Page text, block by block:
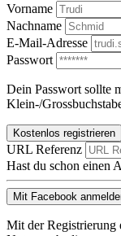
Vorname
Nachname
E-Mail-Adresse
Passwort
Dein Passwort sollte
Klein-/
Kostenlos registrieren
URL Referenz
Hast du schon einen
Mit Facebook
Mit der Registrierung